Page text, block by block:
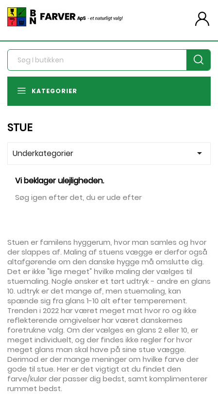
person
KATEGORIER
STUE
Underkategorier arrow_drop_down
Vi beklager ulejligheden.
Søg igen efter det, du er ude efter
Stuen er familens hyggerum, hvor man samles og hvor
der slappes af. Maling af stuens vægge er derfor også
altafgørende om den danske hygge må omslutte dig.
Det er ikke "lige meget" hvilke maling der vælges til
stuemaling. Nogle ønsker et tørt udtryk - andre en glans
10. udtryk er det mange af, men stuemaling, kan
spænde sig fra glans 1-10 alt efter temperement.
Trenden i 2022 har været meget mat hvor ro og ikke
reflekterende omgivelser har været danskernes
foretrukne valg. Om der vælges en glans 2 eller 10, er
meget individuelt, og der findes ikke regler for hvor
meget glans man skal have på sine stue vægge.
Derimod er der mange meninger om hvilke farve der
gode til stue. Her er det vigtigt at du findet den
farve/kulør der passer dig bedst, samt komplimenterer
rummet bedst.